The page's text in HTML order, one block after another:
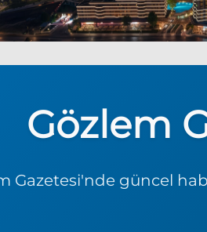
Gözlem
Gazetesi'nde güncel